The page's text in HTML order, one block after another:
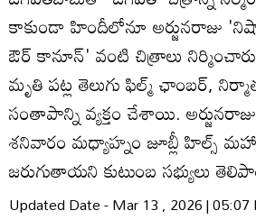
కాకుండా హిందీలోనూ అర్జునరాజు
ఔర్‌ కానూన్‌' వంటి చిత్రాలు
మృతి పట్ల తెలుగు ఫిల్మ్ ఛాంబర్,
సంతాపాన్ని వ్యక్తం చేశాయి.
శనివారం మధ్యాహ్నం జూబ్లీ హిల్స్
జరుగుతాయని కుటుంబ సభ్యులు
Updated Date - Mar 13 , 2026 | 05:07